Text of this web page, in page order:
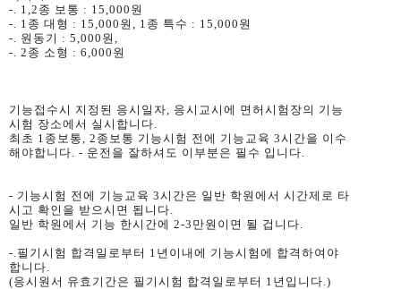
-. 1,2종 보통 : 15,000원
-. 1종 대형 : 15,000원, 1종 특수 : 15,000원
-. 원동기 : 5,000원,
-. 2종 소형 : 6,000원
기능접수시 지정된 응시일자, 응시교시에 면허시험장의 기능
시험 장소에서 실시합니다.
최초 1종보통, 2종보통 기능시험 전에 기능교육 3시간을 이수
해야합니다. - 운전을 잘하셔도 이부분은 필수 입니다.
- 기능시험 전에 기능교육 3시간은 일반 학원에서 시간제로 타
시고 확인을 받으시면 됩니다.
일반 학원에서 기능 한시간에 2-3만원이면 될 겁니다.
-.필기시험 합격일로부터 1년이내에 기능시험에 합격하여야
합니다.
(응시원서 유효기간은 필기시험 합격일로부터 1년입니다.)